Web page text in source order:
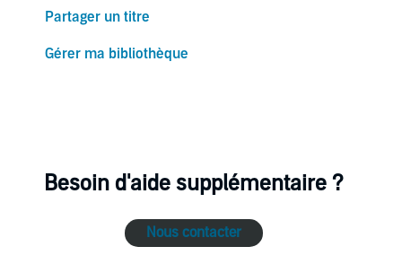
Partager un titre
Gérer ma bibliothèque
Besoin d'aide supplémentaire ?
Nous contacter